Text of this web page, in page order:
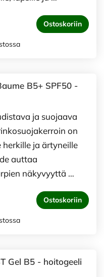
Ostoskoriin
B5+ SPF50 -
ja suojaava
on
herkille ja ärtyneille
auttaa
näkyvyyttä …
Ostoskoriin
Gel B5 - hoitogeeli